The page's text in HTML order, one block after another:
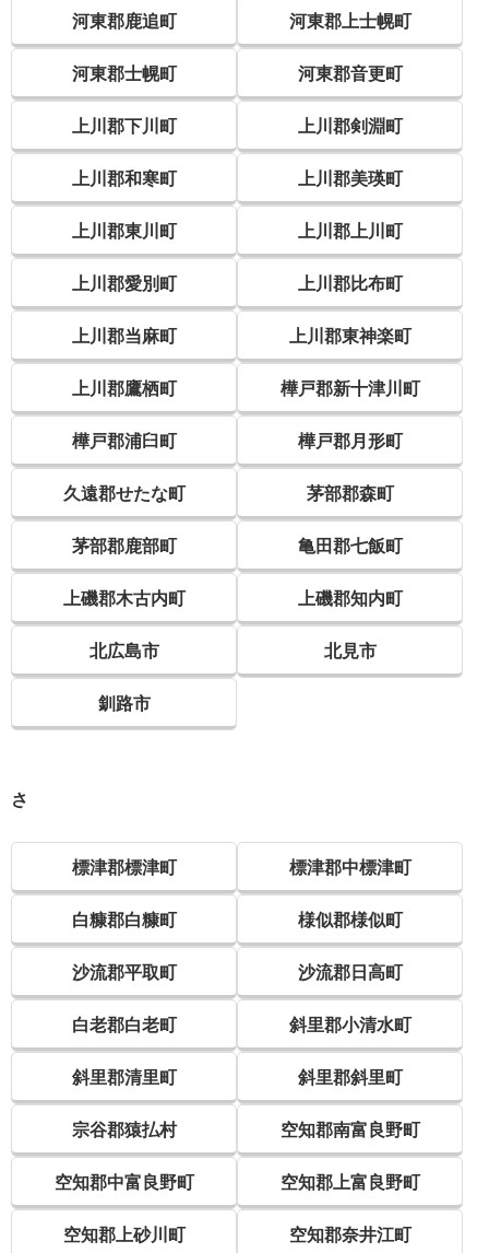
河東郡鹿追町 河東郡上士幌町
河東郡士幌町 河東郡音更町
上川郡下川町 上川郡剣淵町
上川郡和寒町 上川郡美瑛町
上川郡東川町 上川郡上川町
上川郡愛別町 上川郡比布町
上川郡当麻町 上川郡東神楽町
上川郡鷹栖町 樺戸郡新十津川町
樺戸郡浦臼町 樺戸郡月形町
久遠郡せたな町 茅部郡森町
茅部郡鹿部町 亀田郡七飯町
上磯郡木古内町 上磯郡知内町
北広島市 北見市
釧路市
さ
標津郡標津町 標津郡中標津町
白糠郡白糠町 様似郡様似町
沙流郡平取町 沙流郡日高町
白老郡白老町 斜里郡小清水町
斜里郡清里町 斜里郡斜里町
宗谷郡猿払村 空知郡南富良野町
空知郡中富良野町 空知郡上富良野町
空知郡上砂川町 空知郡奈井江町